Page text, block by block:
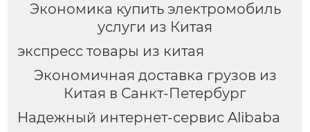
Экономика купить электромобиль
услуги из Китая
экспресс товары из китая
Экономичная доставка грузов из
Китая в Санкт-Петербург
Надежный интернет-сервис Alibaba